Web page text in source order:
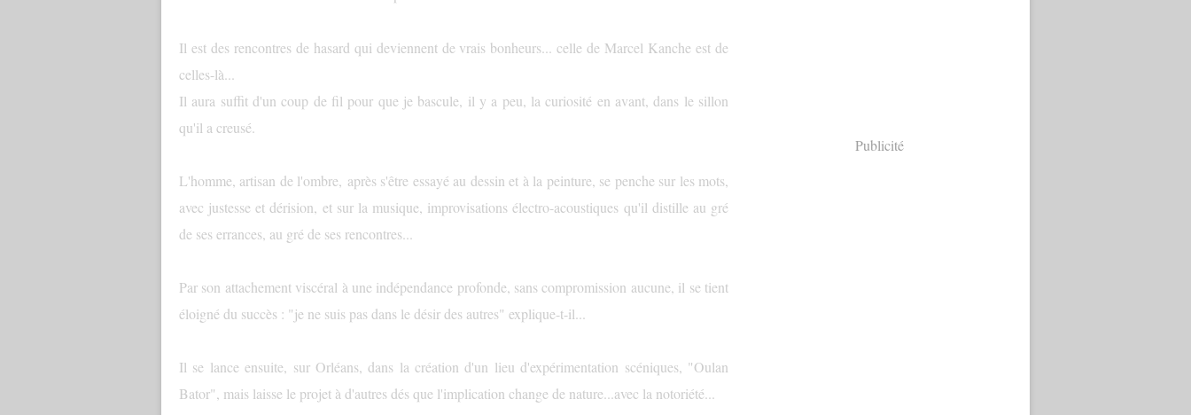
Il est des rencontres de hasard qui deviennent de vrais bonheurs... celle de Marcel Kanche est de
celles-là...
Il aura suffit d'un coup de fil pour que je bascule, il y a peu, la curiosité en avant, dans le sillon
qu'il a creusé.
L'homme, artisan de l'ombre, après s'être essayé au dessin et à la peinture, se penche sur les mots,
avec justesse et dérision, et sur la musique, improvisations électro-acoustiques qu'il distille au gré
de ses errances, au gré de ses rencontres...
Par son attachement viscéral à une indépendance profonde, sans compromission aucune, il se tient
éloigné du succès : "je ne suis pas dans le désir des autres" explique-t-il...
Il se lance ensuite, sur Orléans, dans la création d'un lieu d'expérimentation scéniques, "Oulan
Bator", mais laisse le projet à d'autres dés que l'implication change de nature...avec la notoriété...
Publicité